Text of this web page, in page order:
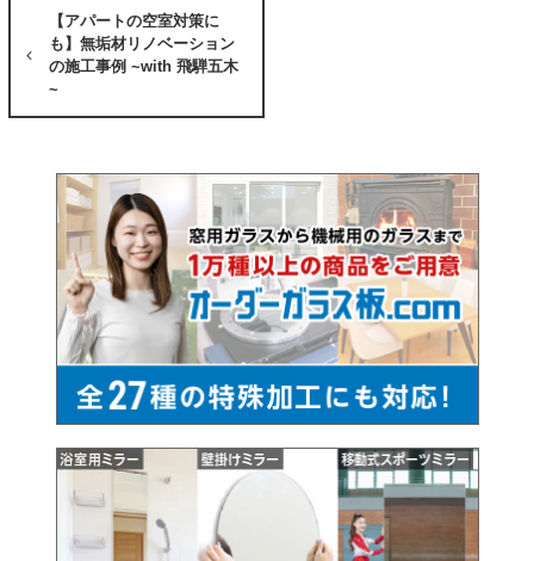
【アパートの空室対策に
も】無垢材リノベーション
の施工事例 ~with 飛騨五木
~